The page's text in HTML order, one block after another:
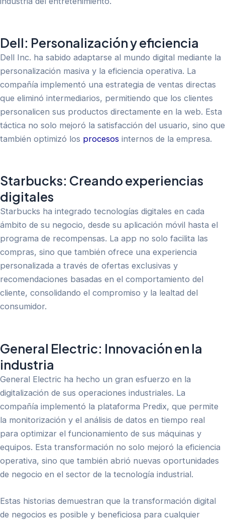
Dell: Personalización y eficiencia
Dell Inc. ha sabido adaptarse al mundo digital mediante la
personalización masiva y la eficiencia operativa. La
compañía implementó una estrategia de ventas directas
que eliminó intermediarios, permitiendo que los clientes
personalicen sus productos directamente en la web. Esta
táctica no solo mejoró la satisfacción del usuario, sino que
también optimizó los procesos internos de la empresa.
Starbucks: Creando experiencias
digitales
Starbucks ha integrado tecnologías digitales en cada
ámbito de su negocio, desde su aplicación móvil hasta el
programa de recompensas. La app no solo facilita las
compras, sino que también ofrece una experiencia
personalizada a través de ofertas exclusivas y
recomendaciones basadas en el comportamiento del
cliente, consolidando el compromiso y la lealtad del
consumidor.
General Electric: Innovación en la
industria
General Electric ha hecho un gran esfuerzo en la
digitalización de sus operaciones industriales. La
compañía implementó la plataforma Predix, que permite
la monitorización y el análisis de datos en tiempo real
para optimizar el funcionamiento de sus máquinas y
equipos. Esta transformación no solo mejoró la eficiencia
operativa, sino que también abrió nuevas oportunidades
de negocio en el sector de la tecnología industrial.
Estas historias demuestran que la transformación digital
de negocios es posible y beneficiosa para cualquier